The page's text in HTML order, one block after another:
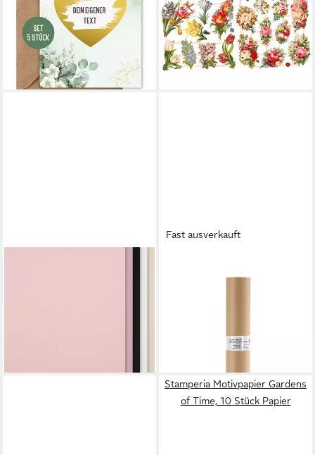
Überraschungskarte, Set 5
Stück
9,98 €
lieferbar - in 4-5 Werktagen bei dir
Bogen
9,85 €
lieferbar - in 4-5 Werktagen bei dir
Fast ausverkauft
Kraftpapier Rolle, 30 m lang
Stamperia Motivpapier Gardens
of Time, 10 Stück Papier